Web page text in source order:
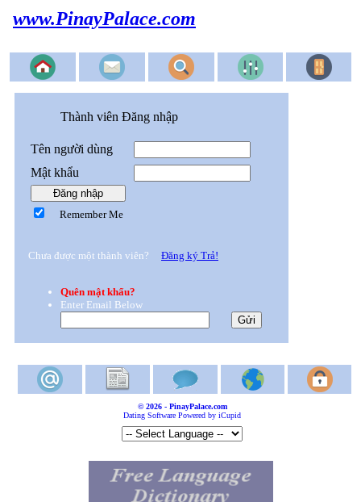
www.PinayPalace.com
Thành viên Đăng nhập
Tên người dùng
Mật khẩu
Remember Me
Chưa được một thành viên? Đăng ký Trả!
Quên mật khẩu?
Enter Email Below
© 2026 - PinayPalace.com
Dating Software Powered by iCupid